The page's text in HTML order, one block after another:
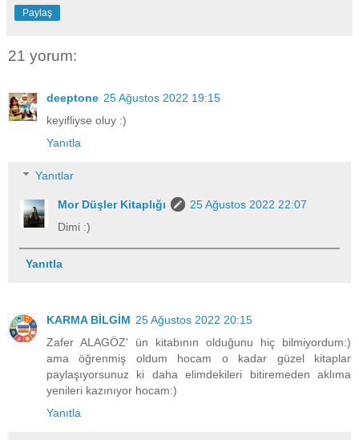
Paylaş
21 yorum:
deeptone 25 Ağustos 2022 19:15
keyifliyse oluy :)
Yanıtla
Yanıtlar
Mor Düşler Kitaplığı
25 Ağustos 2022 22:07
Dimi :)
Yanıtla
KARMA BİLGİM 25 Ağustos 2022 20:15
Zafer ALAGÖZ' ün kitabının olduğunu hiç bilmiyordum:)
ama öğrenmiş oldum hocam o kadar güzel kitaplar
paylaşıyorsunuz ki daha elimdekileri bitiremeden aklıma
yenileri kazınıyor hocam:)
Yanıtla